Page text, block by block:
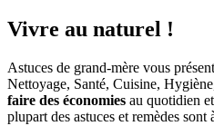
Vivre au naturel !
Astuces de grand-mère vous
Nettoyage, Santé, Cuisine,
faire des économies au quotidien
plupart des astuces et remèdes sont